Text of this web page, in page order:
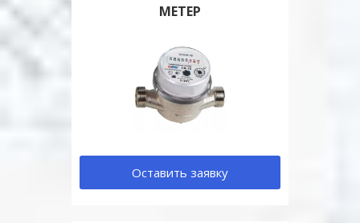
МЕТЕР
Оставить заявку